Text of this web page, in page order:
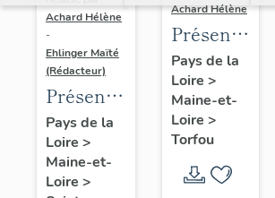
Achard Hélène
-
Ehlinger Maïté
(Rédacteur)
Présentation
du
patrimoine
industriel
Pays de la
Loire >
Maine-et-
Loire >
Achard Hélène
du
patrimoine
industriel
de la
commune
de
Pays de la
Loire >
Maine-et-
Loire >
Torfou